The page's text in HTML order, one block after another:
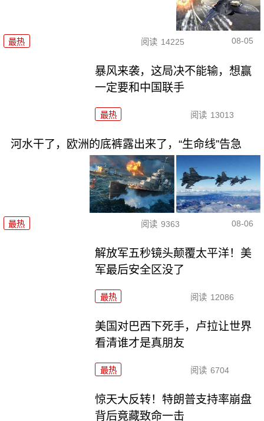
最热 阅读 14225 08-05
暴风来袭，这局决不能输，想赢
一定要和中国联手
最热 阅读 13013
河水干了，欧洲的底裤露出来了，“生命线”告急
最热 阅读 9363 08-06
解放军五秒镜头颠覆太平洋！美
军最后安全区没了
最热 阅读 12086
美国对巴西下死手，卢拉让世界
看清谁才是真朋友
最热 阅读 6704
惊天大反转！特朗普支持率崩盘
背后竟藏致命一击